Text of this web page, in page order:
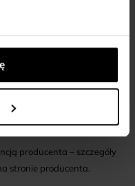
oraz deklarowany zasięg
jeździć bez ładowania.
producenta – szczegóły
stronie producenta.